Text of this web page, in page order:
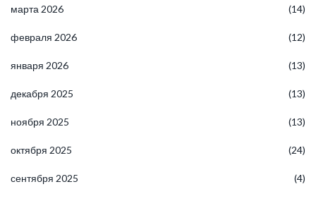
марта 2026 (14)
февраля 2026 (12)
января 2026 (13)
декабря 2025 (13)
ноября 2025 (13)
октября 2025 (24)
сентября 2025 (4)